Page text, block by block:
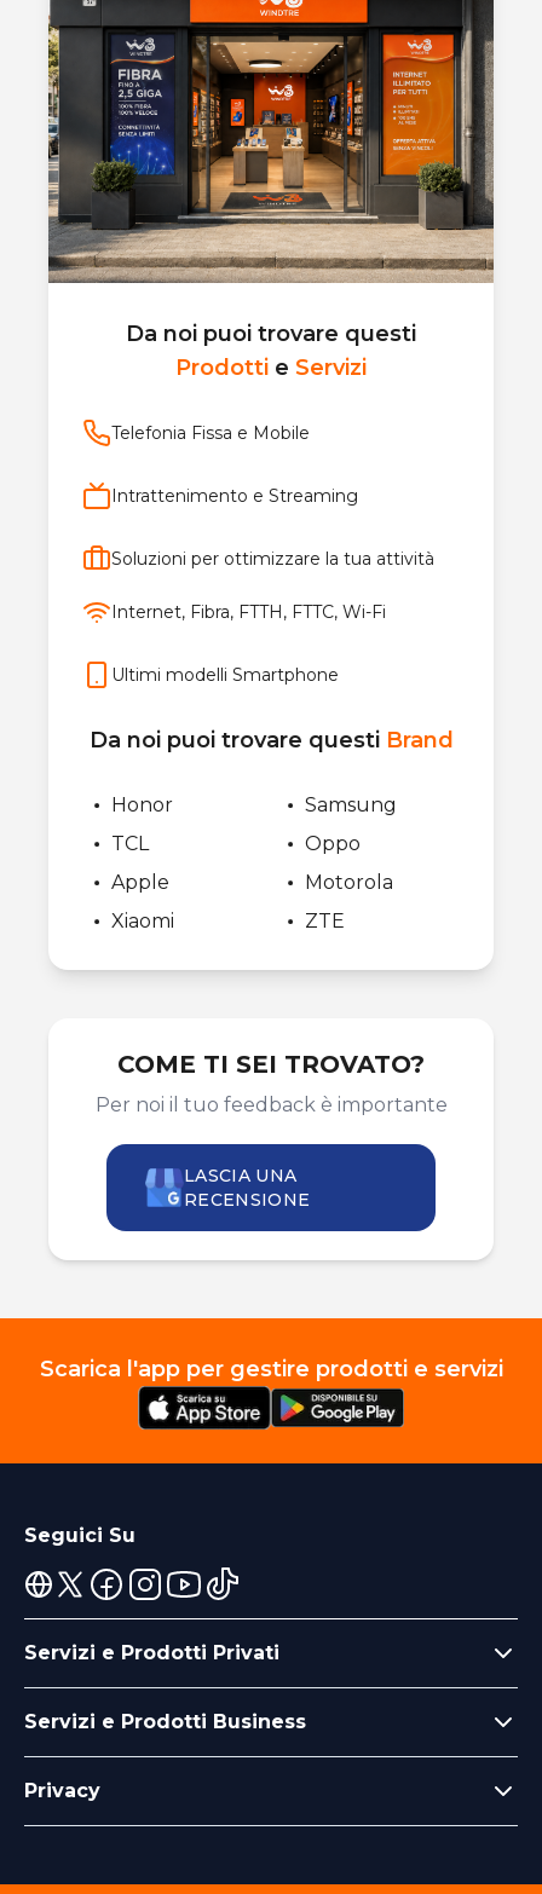
Da noi puoi trovare questi
Prodotti e Servizi
Telefonia Fissa e Mobile
Intrattenimento e Streaming
Soluzioni per ottimizzare la tua attività
Internet, Fibra, FTTH, FTTC, Wi-Fi
Ultimi modelli Smartphone
Da noi puoi trovare questi Brand
Honor
TCL
Samsung
Oppo
Apple
Xiaomi
Motorola
ZTE
COME TI SEI TROVATO?
Per noi il tuo feedback è importante
LASCIA UNA
RECENSIONE
Scarica l'app per gestire prodotti e servizi
Seguici Su
Servizi e Prodotti Privati
Servizi e Prodotti Business
Privacy